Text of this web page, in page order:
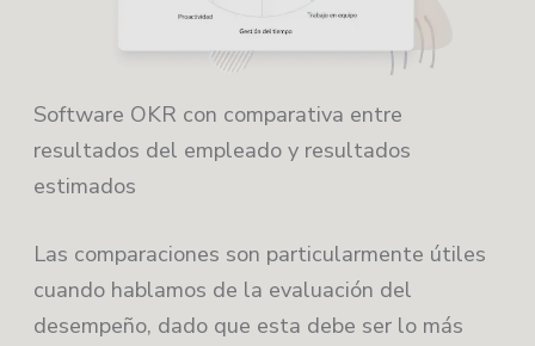
Software OKR con comparativa entre
resultados del empleado y resultados
estimados
Las comparaciones son particularmente útiles
cuando hablamos de la evaluación del
desempeño, dado que esta debe ser lo más